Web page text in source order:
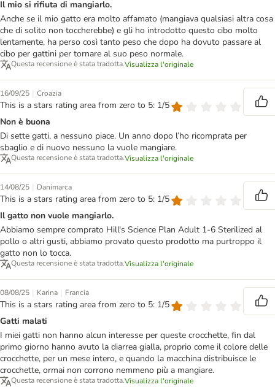
Il mio si rifiuta di mangiarlo.
Anche se il mio gatto era molto affamato (mangiava qualsiasi altra cosa
che di solito non toccherebbe) e gli ho introdotto questo cibo molto
lentamente, ha perso così tanto peso che dopo ha dovuto passare al
cibo per gattini per tornare al suo peso normale.
Questa recensione è stata tradotta.Visualizza l'originale
16/09/25 | Croazia
This is a stars rating area from zero to 5: 1/5
Non è buona
Di sette gatti, a nessuno piace. Un anno dopo l’ho ricomprata per
sbaglio e di nuovo nessuno la vuole mangiare.
Questa recensione è stata tradotta.Visualizza l'originale
14/08/25 | Danimarca
This is a stars rating area from zero to 5: 1/5
Il gatto non vuole mangiarlo.
Abbiamo sempre comprato Hill's Science Plan Adult 1-6 Sterilized al
pollo o altri gusti, abbiamo provato questo prodotto ma purtroppo il
gatto non lo tocca.
Questa recensione è stata tradotta.Visualizza l'originale
08/08/25 | Karina | Francia
This is a stars rating area from zero to 5: 1/5
Gatti malati
I miei gatti non hanno alcun interesse per queste crocchette, fin dal
primo giorno hanno avuto la diarrea gialla, proprio come il colore delle
crocchette, per un mese intero, e quando la macchina distribuisce le
crocchette, ormai non corrono nemmeno più a mangiare.
Questa recensione è stata tradotta.Visualizza l'originale